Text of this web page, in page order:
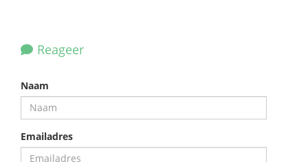
Reageer
Naam
Emailadres